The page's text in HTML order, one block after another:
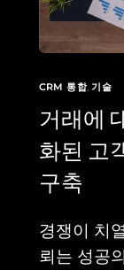
CRM 통합,기술
거래에
화된 고
구축
경쟁이 치
뢰는 성공